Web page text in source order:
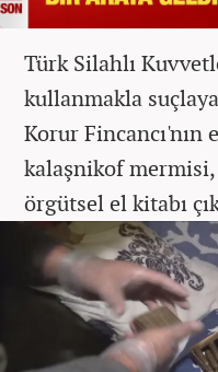
Türk Silahlı
kullanmakla
Korur Fincancı'nın
kalaşnikof
örgütsel el kitabı